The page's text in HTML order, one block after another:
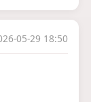
05-29 18:50